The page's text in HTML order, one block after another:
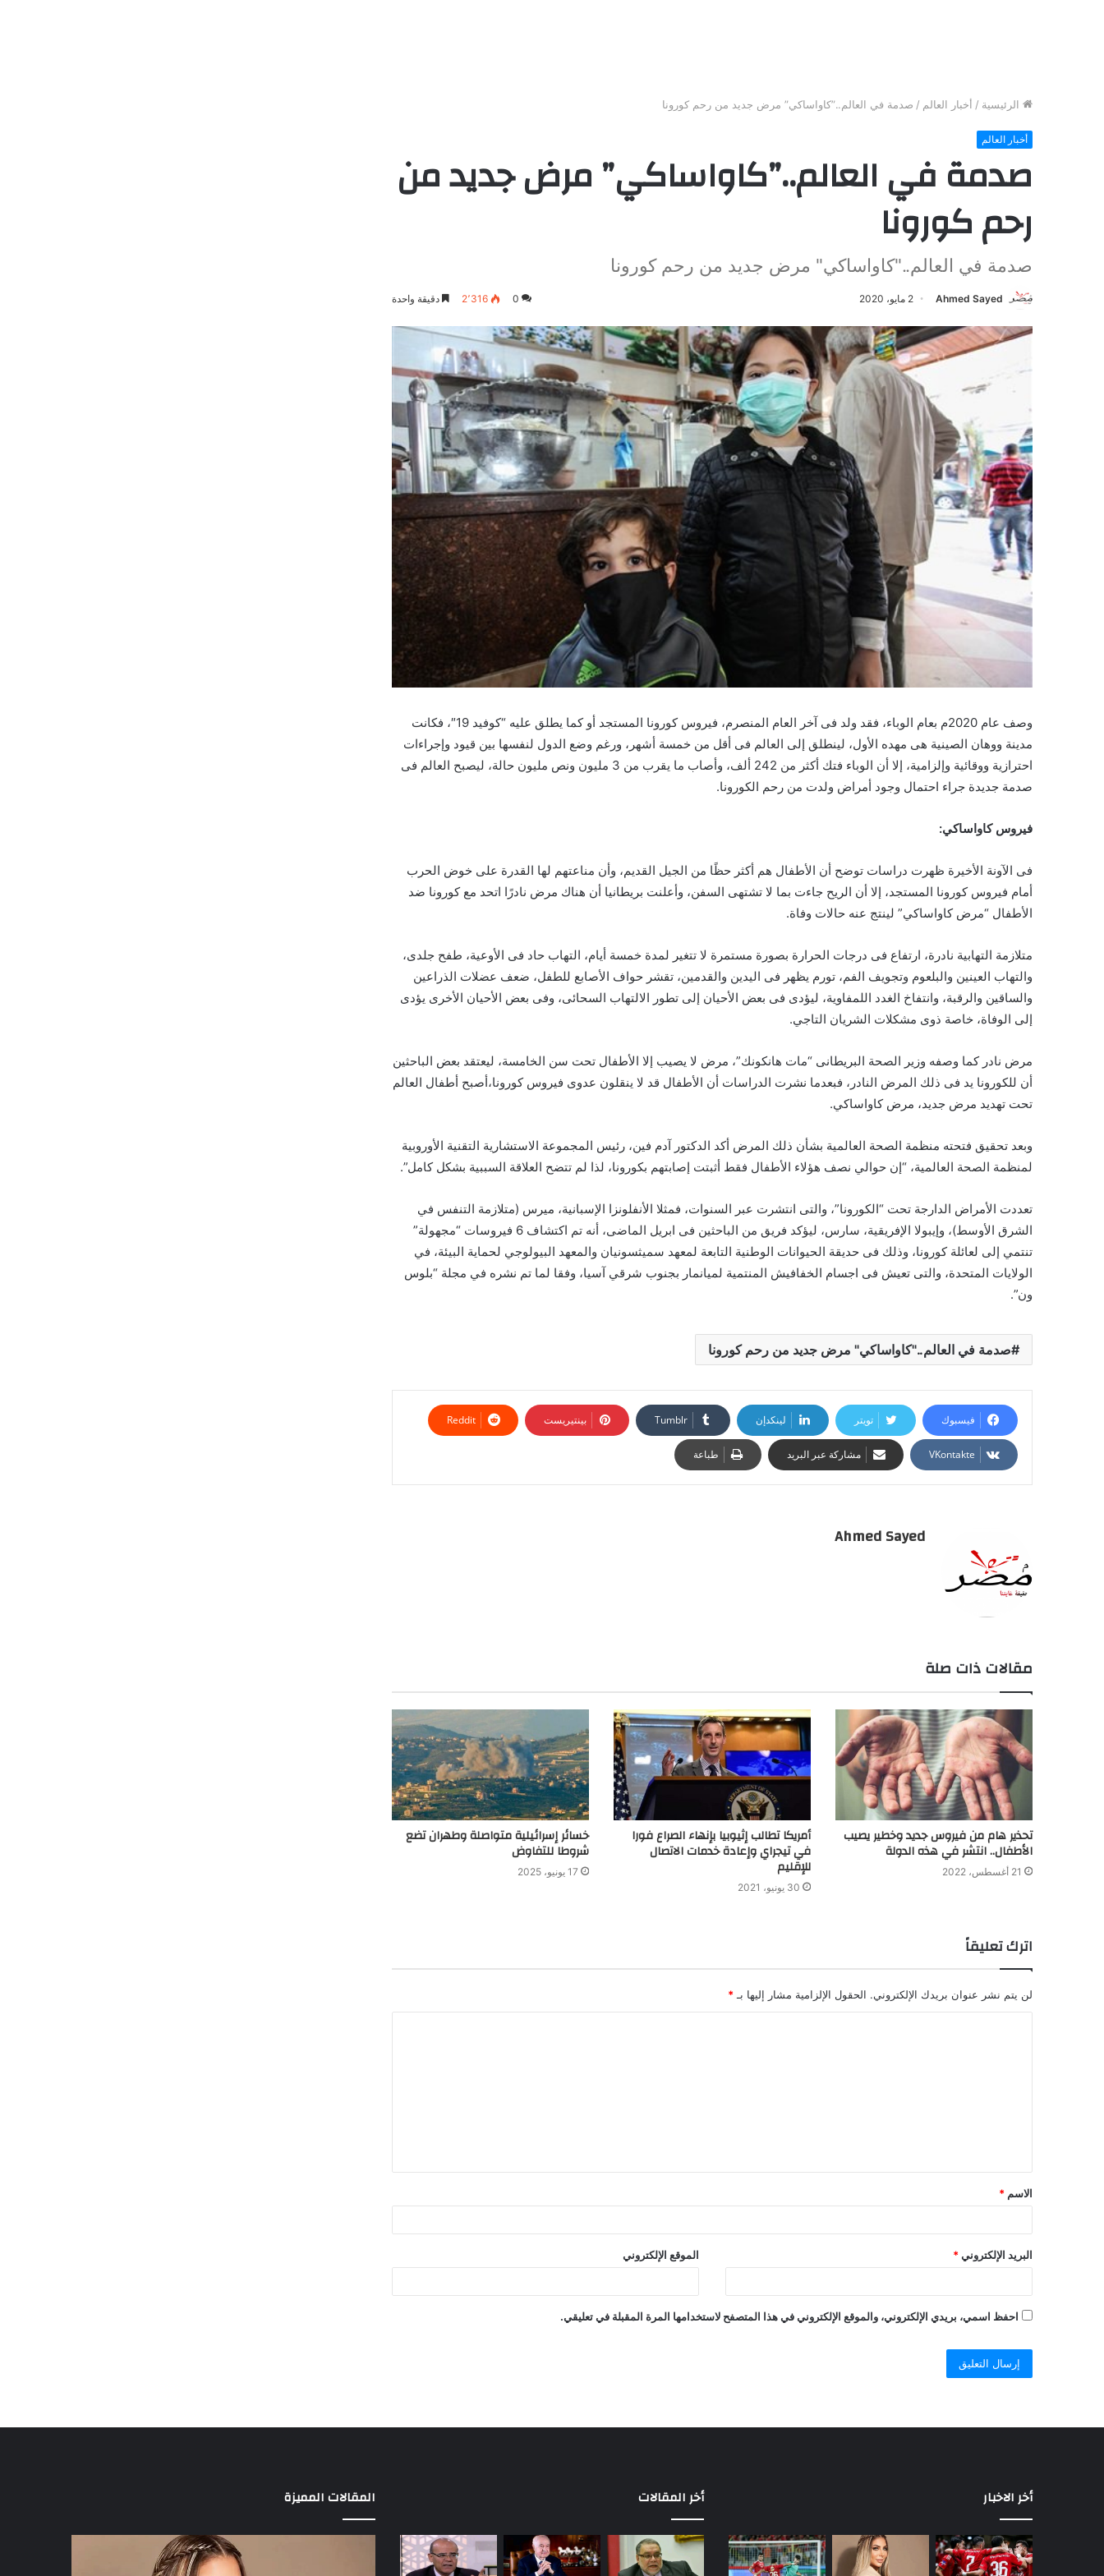
الرئيسية / أخبار العالم / صدمة في العالم..”كاواساكي” مرض جديد من رحم كورونا
أخبار العالم
صدمة في العالم..”كاواساكي” مرض جديد من
رحم كورونا
صدمة في العالم.."كاواساكي" مرض جديد من رحم كورونا
Ahmed Sayed 2 مايو، 2020 0 2٬316 دقيقة واحدة
وصف عام 2020م بعام الوباء، فقد ولد فى آخر العام المنصرم، فيروس كورونا المستجد أو كما يطلق عليه “كوفيد 19″، فكانت
مدينة ووهان الصينية هى مهده الأول، لينطلق إلى العالم فى أقل من خمسة أشهر، ورغم وضع الدول لنفسها بين قيود وإجراءات
احترازية ووقائية وإلزامية، إلا أن الوباء فتك أكثر من 242 ألف، وأصاب ما يقرب من 3 مليون ونص مليون حالة، ليصبح العالم فى
صدمة جديدة جراء احتمال وجود أمراض ولدت من رحم الكورونا.
فيروس كاواساكي:
فى الآونة الأخيرة ظهرت دراسات توضح أن الأطفال هم أكثر حظًا من الجيل القديم، وأن مناعتهم لها القدرة على خوض الحرب
أمام فيروس كورونا المستجد، إلا أن الريح جاءت بما لا تشتهى السفن، وأعلنت بريطانيا أن هناك مرض نادرًا اتحد مع كورونا ضد
الأطفال “مرض كاواساكي” لينتج عنه حالات وفاة.
متلازمة التهابية نادرة، ارتفاع فى درجات الحرارة بصورة مستمرة لا تتغير لمدة خمسة أيام، التهاب حاد فى الأوعية، طفح جلدى،
والتهاب العينين والبلعوم وتجويف الفم، تورم يظهر فى اليدين والقدمين، تقشر حواف الأصابع للطفل، ضعف عضلات الذراعين
والساقين والرقبة، وانتفاخ الغدد اللمفاوية، ليؤدى فى بعض الأحيان إلى تطور الالتهاب السحائى، وفى بعض الأحيان الأخرى يؤدى
إلى الوفاة، خاصة ذوى مشكلات الشريان التاجي.
مرض نادر كما وصفه وزير الصحة البريطانى “مات هانكونك”، مرض لا يصيب إلا الأطفال تحت سن الخامسة، ليعتقد بعض الباحثين
أن للكورونا يد فى ذلك المرض النادر، فبعدما نشرت الدراسات أن الأطفال قد لا ينقلون عدوى فيروس كورونا،أصبح أطفال العالم
تحت تهديد مرض جديد، مرض كاواساكي.
وبعد تحقيق فتحته منظمة الصحة العالمية بشأن ذلك المرض أكد الدكتور آدم فين، رئيس المجموعة الاستشارية التقنية الأوروبية
لمنظمة الصحة العالمية، “إن حوالي نصف هؤلاء الأطفال فقط أثبتت إصابتهم بكورونا، لذا لم تتضح العلاقة السببية بشكل كامل”.
تعددت الأمراض الدارجة تحت “الكورونا”، والتى انتشرت عبر السنوات، فمثلا الأنفلونزا الإسبانية، ميرس (متلازمة التنفس في
الشرق الأوسط)، وإيبولا الإفريقية، سارس، ليؤكد فريق من الباحثين فى ابريل الماضى، أنه تم اكتشاف 6 فيروسات “مجهولة”
تنتمي إلى لعائلة كورونا، وذلك فى حديقة الحيوانات الوطنية التابعة لمعهد سميثسونيان والمعهد البيولوجي لحماية البيئة، في
الولايات المتحدة، والتى تعيش فى اجسام الخفافيش المنتمية لميانمار بجنوب شرقي آسيا، وفقا لما تم نشره في مجلة “بلوس
ون”.
صدمة في العالم.."كاواساكي" مرض جديد من رحم كورونا
فيسبوك تويتر لينكدإن بينتيريست
مشاركة عبر البريد طباعة
Ahmed Sayed
مقالات ذات صلة
تحذير هام من فيروس جديد وخطير يصيب
الأطفال.. انتشر في هذه الدولة
21 أغسطس، 2022
أمريكا تطالب إثيوبيا بإنهاء الصراع فورا
في تيجراي وإعادة خدمات الاتصال
للإقليم
30 يونيو، 2021
خسائر إسرائيلية متواصلة وطهران تضع
شروطا للتفاوض
17 يونيو، 2025
اترك تعليقاً
لن يتم نشر عنوان بريدك الإلكتروني. الحقول الإلزامية مشار إليها بـ *
الاسم *
البريد الإلكتروني * الموقع الإلكتروني
احفظ اسمي، بريدي الإلكتروني، والموقع الإلكتروني في هذا المتصفح لاستخدامها المرة المقبلة في تعليقي.
أخر الاخبار أخر المقالات المقالات المميزة
السيسي
يصدر
مباريات
الأهلي